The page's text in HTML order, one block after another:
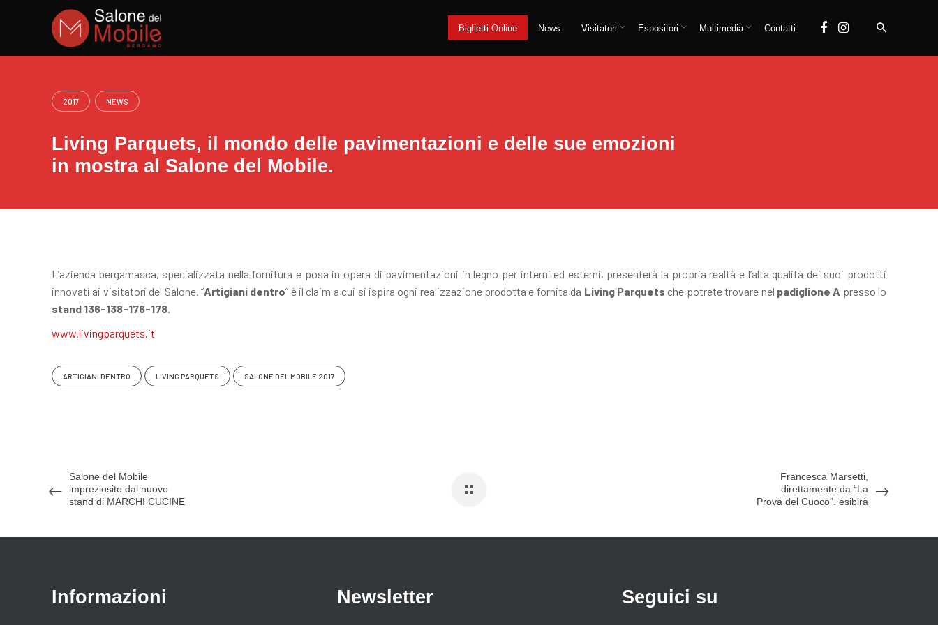
Biglietti Online News Visitatori Espositori Multimedia Contatti
2017 NEWS
Living Parquets, il mondo delle pavimentazioni e delle sue emozioni
in mostra al Salone del Mobile.
L’azienda bergamasca, specializzata nella fornitura e posa in opera di pavimentazioni in legno per interni ed esterni, presenterà la propria realtà e l’alta qualità dei suoi prodotti
innovati ai visitatori del Salone. “Artigiani dentro” è il claim a cui si ispira ogni realizzazione prodotta e fornita da Living Parquets che potrete trovare nel padiglione A presso lo
stand 136-138-176-178.
www.livingparquets.it
ARTIGIANI DENTRO LIVING PARQUETS SALONE DEL MOBILE 2017
Salone del Mobile
impreziosito dal nuovo
stand di MARCHI CUCINE
Francesca Marsetti,
direttamente da “La
Prova del Cuoco”, esibirà
Mobile in un imperdibile
Informazioni Newsletter Seguici su